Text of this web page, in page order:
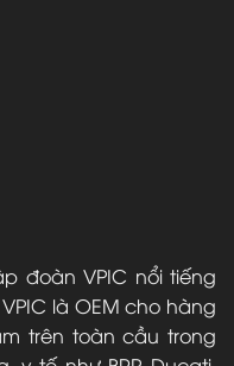
đoàn VPIC nổi tiếng
là OEM cho hàng
trên toàn cầu trong